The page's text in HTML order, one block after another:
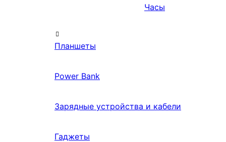
Часы
Планшеты
Power Bank
Зарядные устройства и кабели
Гаджеты